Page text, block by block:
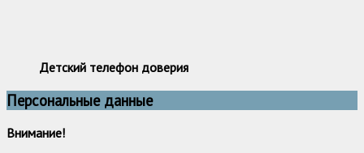
Детский телефон доверия
Персональные данные
Внимание!